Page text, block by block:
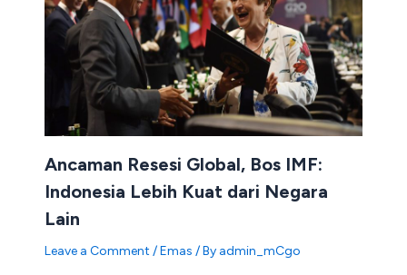
Ancaman Resesi Global, Bos IMF:
Indonesia Lebih Kuat dari Negara
Lain
Leave a Comment /Emas / By admin_mCgo